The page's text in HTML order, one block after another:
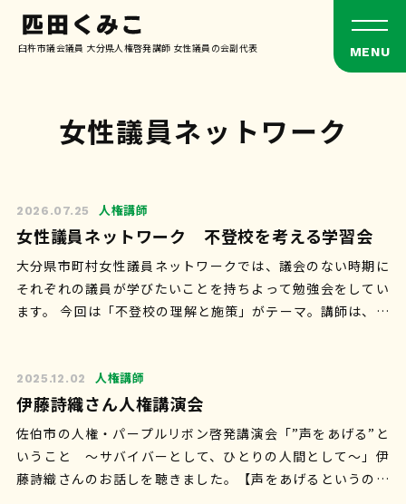
臼杵市議会議員 大分県人権啓発講師 女性議員の会副代表
女性議員ネットワーク
2026.07.25 人権講師
女性議員ネットワーク 不登校を考える学習会
大分県市町村女性議員ネットワークでは、議会のない時期に
それぞれの議員が学びたいことを持ちよって勉強会をしてい
ます。 今回は「不登校の理解と施策」がテーマ。講師は、不
2025.12.02 人権講師
伊藤詩織さん人権講演会
佐伯市の人権・パープルリボン啓発講演会「”声をあげる”と
いうこと ～サバイバーとして、ひとりの人間として～」伊
藤詩織さんのお話しを聴きました。【声をあげるというのは